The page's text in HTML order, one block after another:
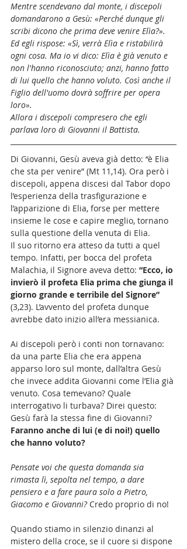
Mentre scendevano dal monte, i discepoli
domandarono a Gesù: «Perché dunque gli
scribi dicono che prima deve venire Elìa?».
Ed egli rispose: «Sì, verrà Elìa e ristabilirà
ogni cosa. Ma io vi dico: Elìa è già venuto e
non l'hanno riconosciuto; anzi, hanno fatto
di lui quello che hanno voluto. Così anche il
Figlio dell'uomo dovrà soffrire per opera
loro».
Allora i discepoli compresero che egli
parlava loro di Giovanni il Battista.
Di Giovanni, Gesù aveva già detto: “è Elia
che sta per venire” (Mt 11,14). Ora però i
discepoli, appena discesi dal Tabor dopo
l’esperienza della trasfigurazione e
l’apparizione di Elia, forse per mettere
insieme le cose e capire meglio, tornano
sulla questione della venuta di Elia.
Il suo ritorno era atteso da tutti a quel
tempo. Infatti, per bocca del profeta
Malachia, il Signore aveva detto: “Ecco, io
invierò il profeta Elia prima che giunga il
giorno grande e terribile del Signore”
(3,23). L’avvento del profeta dunque
avrebbe dato inizio all’era messianica.
Ai discepoli però i conti non tornavano:
da una parte Elia che era appena
apparso loro sul monte, dall’altra Gesù
che invece addita Giovanni come l’Elia già
venuto. Cosa temevano? Quale
interrogativo li turbava? Direi questo:
Gesù farà la stessa fine di Giovanni?
Faranno anche di lui (e di noi!) quello
che hanno voluto?
Pensate voi che questa domanda sia
rimasta lì, sepolta nel tempo, a dare
pensiero e a fare paura solo a Pietro,
Giacomo e Giovanni? Credo proprio di no!
Quando stiamo in silenzio dinanzi al
mistero della croce, se il cuore si dispone